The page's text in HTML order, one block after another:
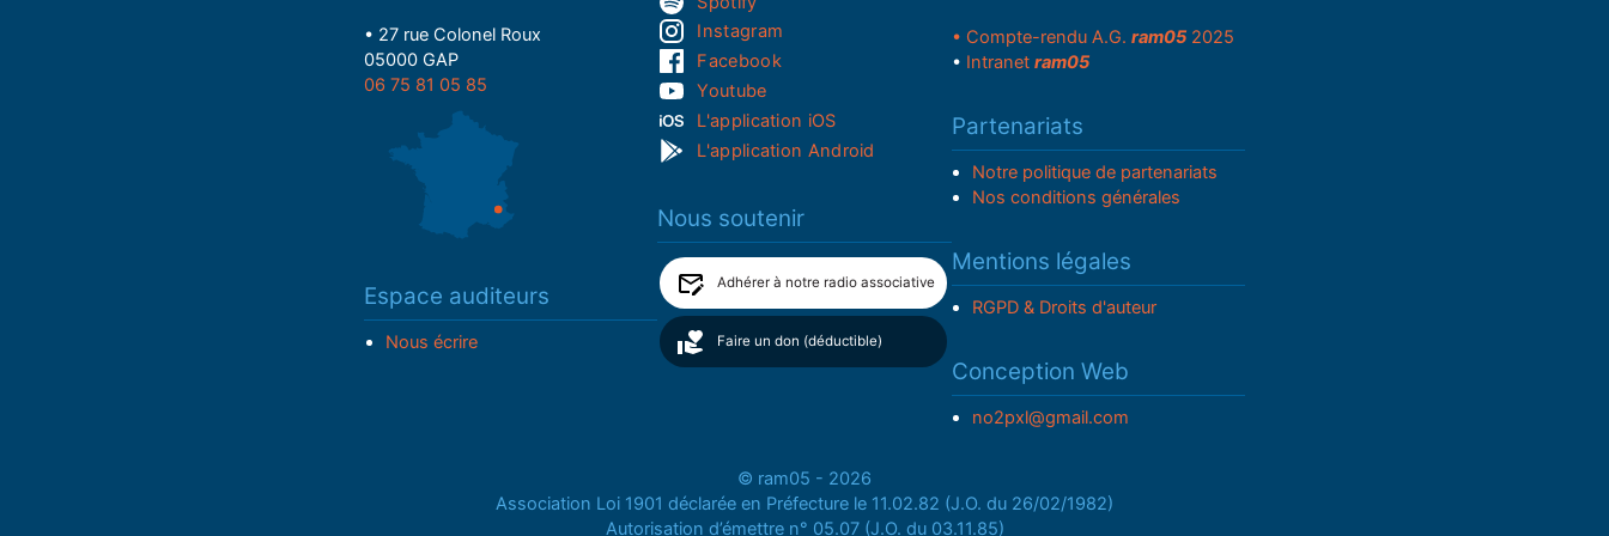
• 27 rue Colonel Roux
05000 GAP
06 75 81 05 85
Espace auditeurs
Nous écrire
Instagram
Facebook
Youtube
L'application iOS
L'application Android
Nous soutenir
Adhérer à notre radio associative
Faire un don (déductible)
• Compte-rendu A.G. ram052025
• Intranet ram05
Partenariats
Notre politique de partenariats
Nos conditions générales
Mentions légales
RGPD & Droits d'auteur
Conception Web
no2pxl@gmail.com
© ram05 - 2026
Association Loi 1901 déclarée en Préfecture le 11.02.82 (J.O. du 26/02/1982)
Autorisation d’émettre n° 05.07 (J.O. du 03.11.85)